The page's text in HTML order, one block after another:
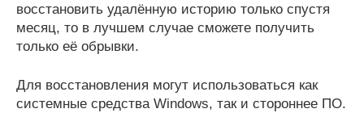
восстановить удалённую историю только спустя
месяц, то в лучшем случае сможете получить
только её обрывки.
Для восстановления могут использоваться как
системные средства Windows, так и стороннее ПО.